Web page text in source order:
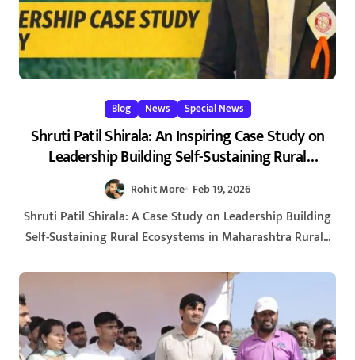
Blog News Special News
Shruti Patil Shirala: An Inspiring Case Study on
Leadership Building Self-Sustaining Rural
Ecosystems in Maharashtra 2026
Rohit More Feb 19, 2026
Shruti Patil Shirala: A Case Study on Leadership Building
Self-Sustaining Rural Ecosystems in Maharashtra Rural...